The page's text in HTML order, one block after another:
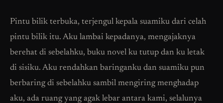
Pintu bilik terbuka, terjengul kepala suamiku dari celah
pintu bilik itu. Aku lambai kepadanya, mengajaknya
berehat di sebelahku, buku novel ku tutup dan ku letak
di sisiku. Aku rendahkan baringanku dan suamiku pun
berbaring di sebelahku sambil mengiring menghadap
aku, ada ruang yang agak lebar antara kami, selalunya